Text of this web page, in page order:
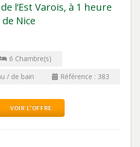
l’Est Varois, à 1 heure
Nice
6 Chambre(s)
/ de bain Référence : 383
VOIR L'OFFRE